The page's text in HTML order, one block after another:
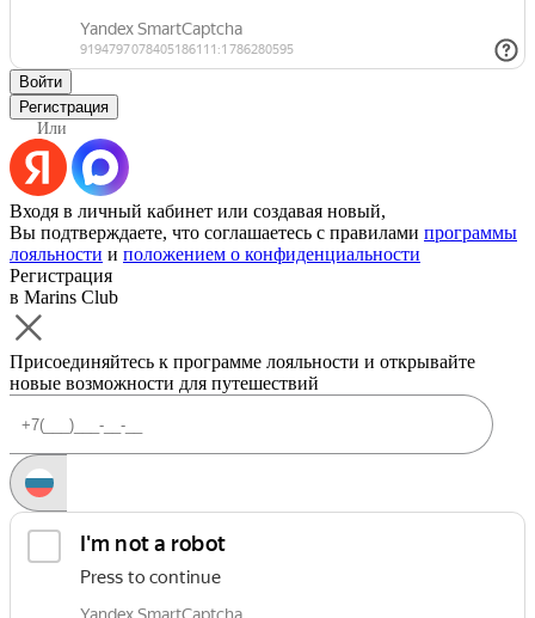
Войти
Регистрация
Или
Входя в личный кабинет или создавая новый,
Вы подтверждаете, что соглашаетесь с правилами программы
лояльности и положением о конфиденциальности
Регистрация
в Marins Club
Присоединяйтесь к программе лояльности и открывайте
новые возможности для путешествий
Запросить код